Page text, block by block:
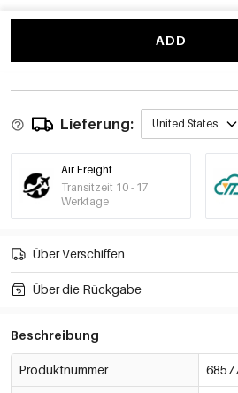
ADD
Lieferung: United States
Air Freight
Transitzeit 10 - 17
Werktage
Über Verschiffen
Über die Rückgabe
Beschreibung
Produktnummer